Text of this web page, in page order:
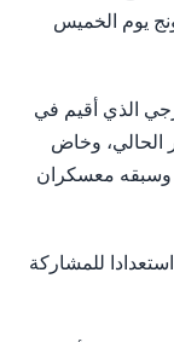
يوم الخميس
الذي أقيم في
السعودية بداية من يوم 8 يناير الحالي، وخاض
وسبقه معسكران
للمشاركة